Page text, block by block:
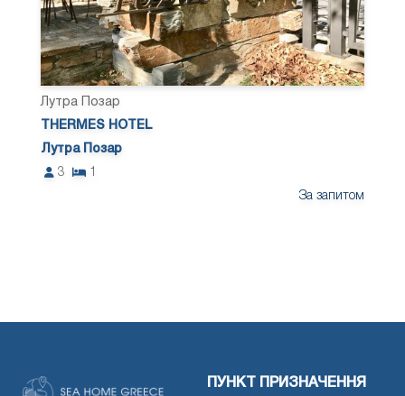
Лутра Позар
THERMES HOTEL
Лутра Позар
3
1
За запитом
ПУНКТ ПРИЗНАЧЕННЯ